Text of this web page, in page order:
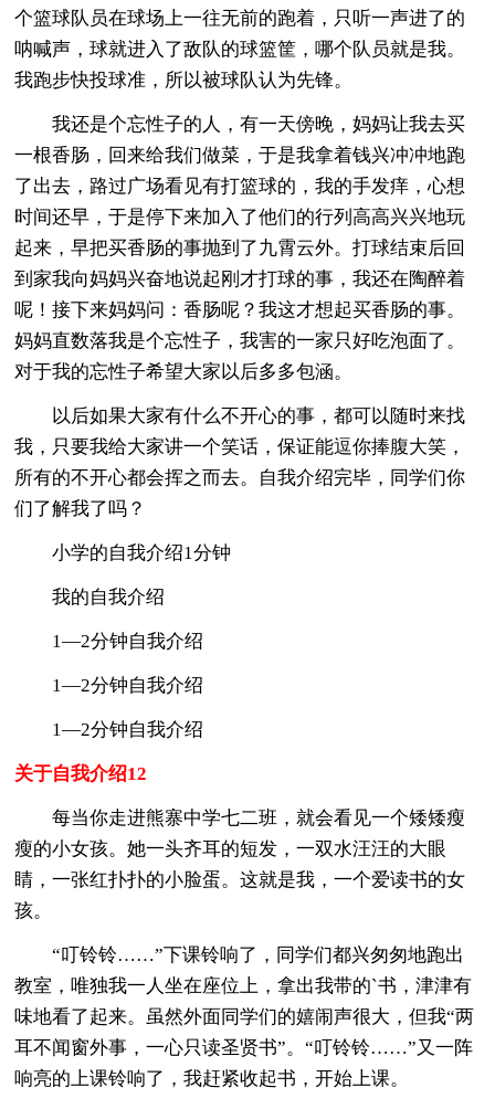
个篮球队员在球场上一往无前的跑着，只听一声进了的
呐喊声，球就进入了敌队的球篮筐，哪个队员就是我。
我跑步快投球准，所以被球队认为先锋。
我还是个忘性子的人，有一天傍晚，妈妈让我去买
一根香肠，回来给我们做菜，于是我拿着钱兴冲冲地跑
了出去，路过广场看见有打篮球的，我的手发痒，心想
时间还早，于是停下来加入了他们的行列高高兴兴地玩
起来，早把买香肠的事抛到了九霄云外。打球结束后回
到家我向妈妈兴奋地说起刚才打球的事，我还在陶醉着
呢！接下来妈妈问：香肠呢？我这才想起买香肠的事。
妈妈直数落我是个忘性子，我害的一家只好吃泡面了。
对于我的忘性子希望大家以后多多包涵。
以后如果大家有什么不开心的事，都可以随时来找
我，只要我给大家讲一个笑话，保证能逗你捧腹大笑，
所有的不开心都会挥之而去。自我介绍完毕，同学们你
们了解我了吗？
小学的自我介绍1分钟
我的自我介绍
1—2分钟自我介绍
1—2分钟自我介绍
1—2分钟自我介绍
关于自我介绍12
每当你走进熊寨中学七二班，就会看见一个矮矮瘦
瘦的小女孩。她一头齐耳的短发，一双水汪汪的大眼
睛，一张红扑扑的小脸蛋。这就是我，一个爱读书的女
孩。
“叮铃铃……”下课铃响了，同学们都兴匆匆地跑出
教室，唯独我一人坐在座位上，拿出我带的`书，津津有
味地看了起来。虽然外面同学们的嬉闹声很大，但我“两
耳不闻窗外事，一心只读圣贤书”。“叮铃铃……”又一阵
响亮的上课铃响了，我赶紧收起书，开始上课。